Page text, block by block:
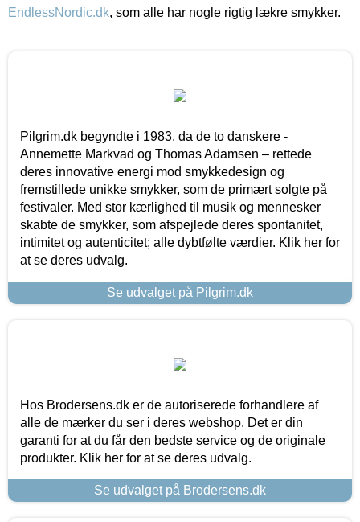
EndlessNordic.dk, som alle har nogle rigtig lækre smykker.
Pilgrim.dk begyndte i 1983, da de to danskere -
Annemette Markvad og Thomas Adamsen – rettede
deres innovative energi mod smykkedesign og
fremstillede unikke smykker, som de primært solgte på
festivaler. Med stor kærlighed til musik og mennesker
skabte de smykker, som afspejlede deres spontanitet,
intimitet og autenticitet; alle dybtfølte værdier. Klik her for
at se deres udvalg.
Se udvalget på Pilgrim.dk
Hos Brodersens.dk er de autoriserede forhandlere af
alle de mærker du ser i deres webshop. Det er din
garanti for at du får den bedste service og de originale
produkter. Klik her for at se deres udvalg.
Se udvalget på Brodersens.dk